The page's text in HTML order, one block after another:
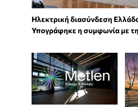
Ηλεκτρική διασύνδεση
Υπογράφηκε η συμφωνία με